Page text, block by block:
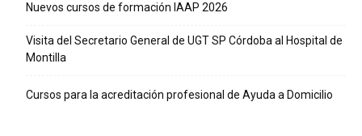
Nuevos cursos de formación IAAP 2026
Visita del Secretario General de UGT SP Córdoba al Hospital de
Montilla
Cursos para la acreditación profesional de Ayuda a Domicilio